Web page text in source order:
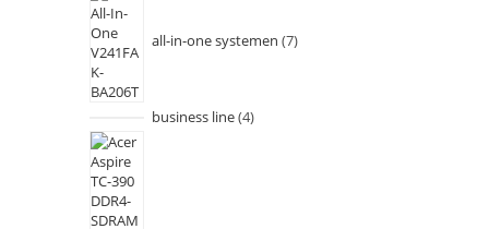
all-in-one systemen 7
business line 4